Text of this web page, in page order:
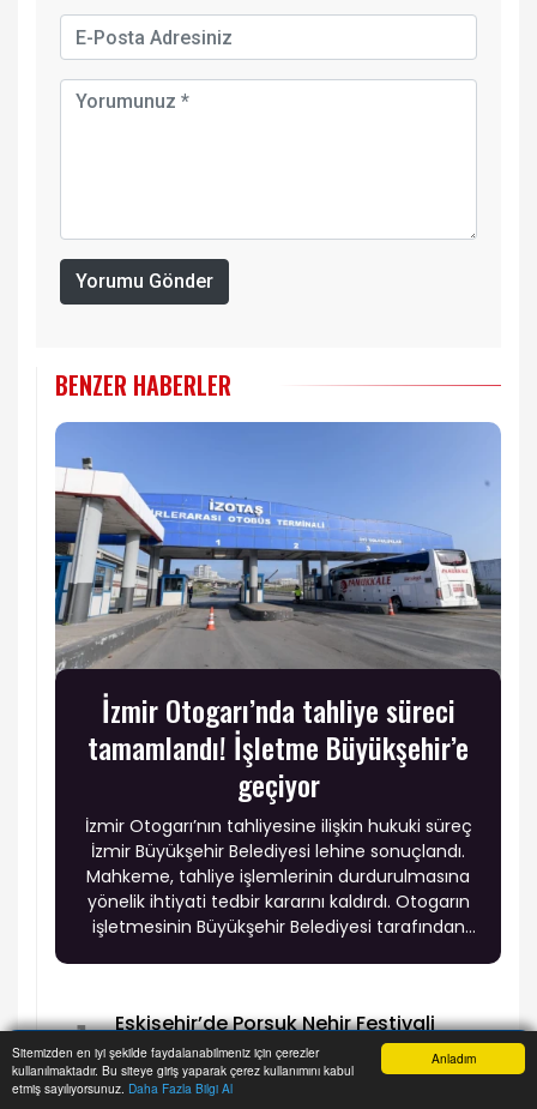
Anladım
Sitemizden en iyi şekilde faydalanabilmeniz için çerezler
kullanılmaktadır. Bu siteye giriş yaparak çerez kullanımını kabul
etmiş sayılıyorsunuz. Daha Fazla Bilgi Al
Yorumu Gönder
BENZER HABERLER
İzmir Otogarı’nda tahliye süreci
tamamlandı! İşletme Büyükşehir’e
geçiyor
İzmir Otogarı’nın tahliyesine ilişkin hukuki süreç
İzmir Büyükşehir Belediyesi lehine sonuçlandı.
Mahkeme, tahliye işlemlerinin durdurulmasına
yönelik ihtiyati tedbir kararını kaldırdı. Otogarın
işletmesinin Büyükşehir Belediyesi tarafından
1
Eskişehir’de Porsuk Nehir Festivali
başlıyor
Anasayfa Yazarlar Haber Ara İhbar Hattı Menu